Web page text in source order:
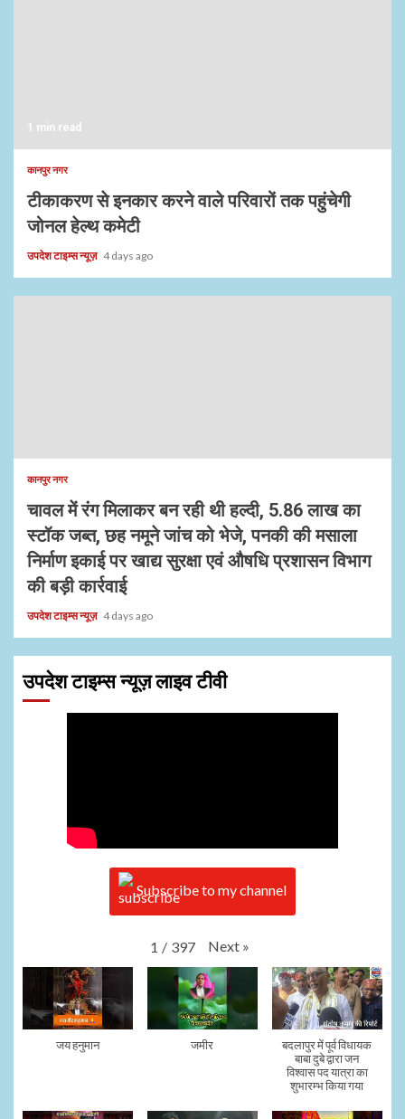
1 min read
कानपुर नगर
टीकाकरण से इनकार करने वाले परिवारों तक पहुंचेगी
जोनल हेल्थ कमेटी
उपदेश टाइम्स न्यूज़ 4 days ago
कानपुर नगर
चावल में रंग मिलाकर बन रही थी हल्दी, 5.86 लाख का
स्टॉक जब्त, छह नमूने जांच को भेजे, पनकी की मसाला
निर्माण इकाई पर खाद्य सुरक्षा एवं औषधि प्रशासन विभाग
की बड़ी कार्रवाई
उपदेश टाइम्स न्यूज़ 4 days ago
उपदेश टाइम्स न्यूज़ लाइव टीवी
Subscribe to my channel
1 / 397 Next »
जय हनुमान जमीर
बदलापुर में पूर्व विधायक
बाबा दुबे द्वारा जन
विश्वास पद यात्रा का
शुभारम्भ किया गया